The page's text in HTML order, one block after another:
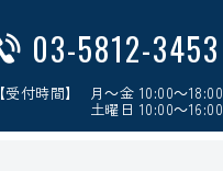
03-5812-3453
【受付時間】 月～金 10:00～18:00
土曜日 10:00～16:00